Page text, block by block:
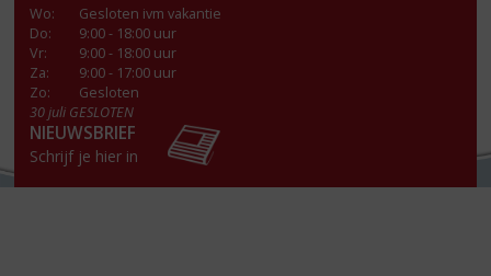
Wo:
Gesloten ivm vakantie
Do:
9:00 - 18:00 uur
Vr:
9:00 - 18:00 uur
Za:
9:00 - 17:00 uur
Zo:
Gesloten
30 juli GESLOTEN
NIEUWSBRIEF
Schrijf je hier in